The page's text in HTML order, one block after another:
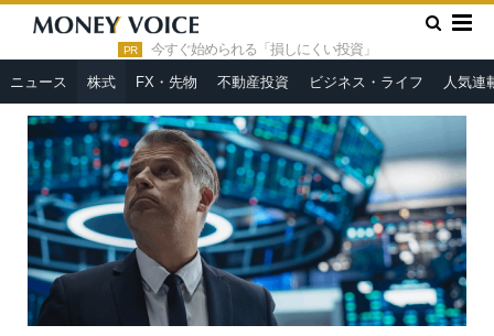
PR 今すぐ始められる「損しにくい投資」
ニュース 株式 FX・先物 不動産投資 ビジネス・ライフ 人気連
HOME » 株式 »
米国株急落は「調整」か「クラッシュ」か。利
下げ期待と雇用不安が交錯する市場の分水嶺＝脇田栄一